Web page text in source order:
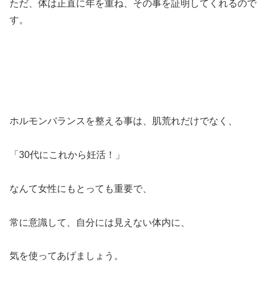
ただ、体は正直に年を重ね、その事を証明してくれるので
す。
ホルモンバランスを整える事は、肌荒れだけでなく、
「30代にこれから妊活！」
なんて女性にもとっても重要で、
常に意識して、自分には見えない体内に、
気を使ってあげましょう。